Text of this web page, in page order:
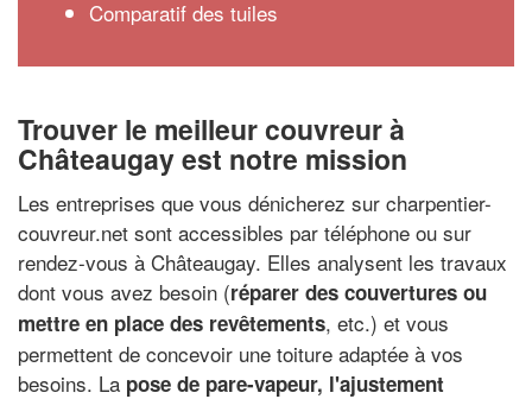
Comparatif des tuiles
Trouver le meilleur couvreur à
Châteaugay est notre mission
Les entreprises que vous dénicherez sur charpentier-
couvreur.net sont accessibles par téléphone ou sur
rendez-vous à Châteaugay. Elles analysent les travaux
dont vous avez besoin (réparer des couvertures ou
mettre en place des revêtements, etc.) et vous
permettent de concevoir une toiture adaptée à vos
besoins. La pose de pare-vapeur, l'ajustement